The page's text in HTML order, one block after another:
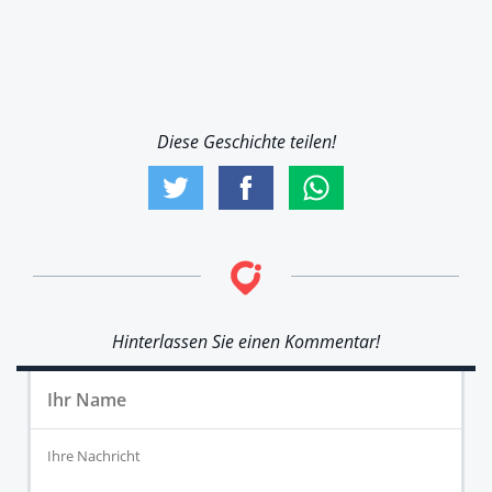
Diese Geschichte teilen!
Hinterlassen Sie einen Kommentar!